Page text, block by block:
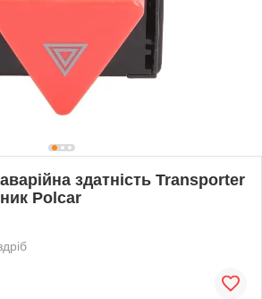
здатність Transporter
Polcar